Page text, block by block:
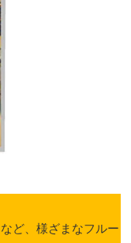
ど、様ざまなフルー